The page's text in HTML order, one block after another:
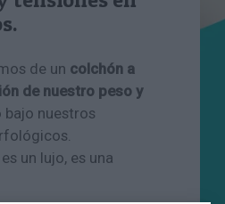
de un colchón a
de nuestro peso y
nuestros
un lujo, es una